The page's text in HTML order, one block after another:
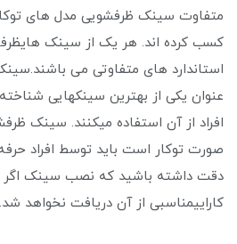
متفاوت سینک ظرفشویی مدل های
کسب کرده ‌اند. هر یک از سینک
استاندارد های متفاوتی می
عنوان یکی از بهترین سینکهایی
افراد از آن استفاده میکنند. سینک
صورت توکار است باید توسط افراد
دقت داشته باشید که نصب سینک اگر
کاراییمناسبی از آن دریافت نخواهد شد.